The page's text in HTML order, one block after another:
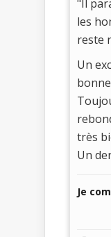
"Il
les
reste
Un
très
Un
Je